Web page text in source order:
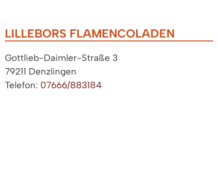
LILLEBORS FLAMENCOLADEN
Gottlieb-Daimler-Straße 3
79211 Denzlingen
Telefon: 07666/883184